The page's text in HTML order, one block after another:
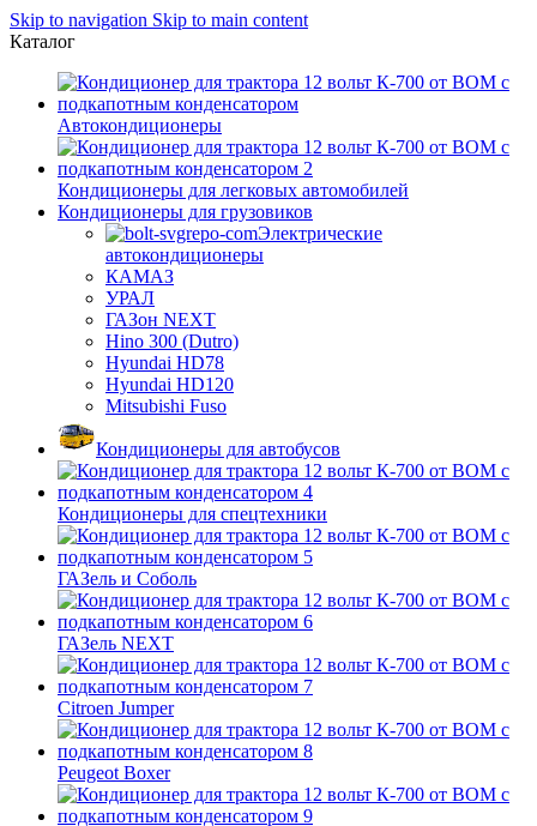
Skip to navigation Skip to main content
Каталог
Автокондиционеры
Кондиционеры для легковых автомобилей
Кондиционеры для грузовиков
Электрические
автокондиционеры
КАМАЗ
УРАЛ
ГАЗон NEXT
Hino 300 (Dutro)
Hyundai HD78
Hyundai HD120
Mitsubishi Fuso
Кондиционеры для автобусов
Кондиционеры для спецтехники
ГАЗель и Соболь
ГАЗель NEXT
Citroen Jumper
Peugeot Boxer